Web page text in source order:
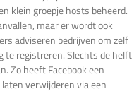
klein groepje hosts beheerd.
maar er wordt ook
adviseren bedrijven om zelf
te registreren. Slechts de helft
Zo heeft Facebook een
verwijderen via een